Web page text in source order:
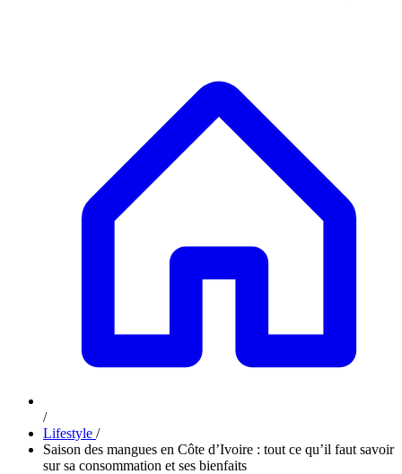
/
Lifestyle /
Saison des mangues en Côte d’Ivoire : tout ce qu’il faut savoir
sur sa consommation et ses bienfaits